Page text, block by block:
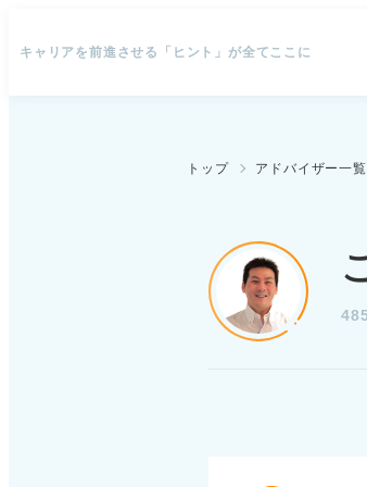
キャリアを前進させる「ヒント」が全てここに
トップ アドバイザー一覧